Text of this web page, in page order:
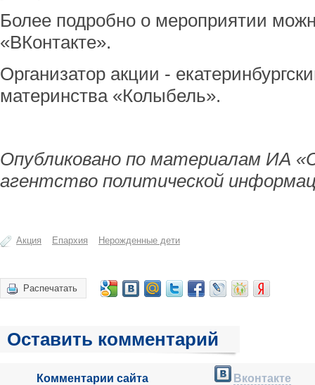
Более подробно о мероприятии
«ВКонтакте».
Организатор акции -
материнства «Колыбель».
Опубликовано по материалам ИА
агентство политической
Акция Епархия Нерожденные дети
Распечатать
Оставить комментарий
Комментарии сайта Вконтакте